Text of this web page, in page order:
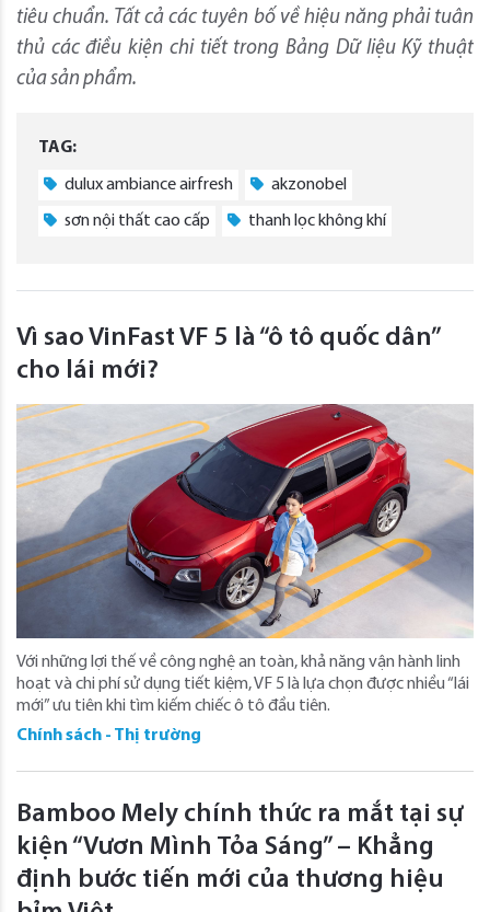
tiêu chuẩn. Tất cả các tuyên bố về hiệu năng phải tuân
thủ các điều kiện chi tiết trong Bảng Dữ liệu Kỹ thuật
của sản phẩm.
TAG:
dulux ambiance airfresh akzonobel
sơn nội thất cao cấp thanh lọc không khí
Vì sao VinFast VF 5 là “ô tô quốc dân”
cho lái mới?
Với những lợi thế về công nghệ an toàn, khả năng vận hành linh
hoạt và chi phí sử dụng tiết kiệm, VF 5 là lựa chọn được nhiều “lái
mới” ưu tiên khi tìm kiếm chiếc ô tô đầu tiên.
Chính sách - Thị trường
Bamboo Mely chính thức ra mắt tại sự
kiện “Vươn Mình Tỏa Sáng” – Khẳng
định bước tiến mới của thương hiệu